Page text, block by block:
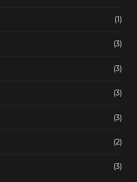
(1)
(3)
(3)
(3)
(3)
(2)
(3)